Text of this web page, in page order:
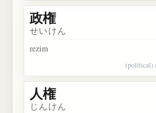
政権
せいけん
rezim
(political)
人権
じんけん